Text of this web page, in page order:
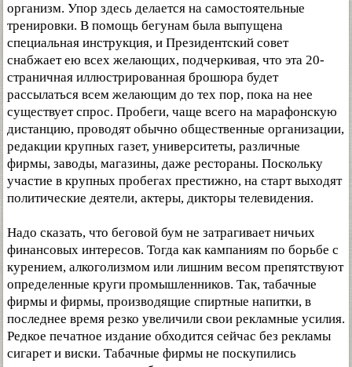
организм. Упор здесь делается на самостоятельные
тренировки. В помощь бегунам была выпущена
специальная инструкция, и Президентский совет
снабжает ею всех желающих, подчеркивая, что эта 20-
страничная иллюстрированная брошюра будет
рассылаться всем желающим до тех пор, пока на нее
существует спрос. Пробеги, чаще всего на марафонскую
дистанцию, проводят обычно общественные организации,
редакции крупных газет, университеты, различные
фирмы, заводы, магазины, даже рестораны. Поскольку
участие в крупных пробегах престижно, на старт выходят
политические деятели, актеры, дикторы телевидения.
Надо сказать, что беговой бум не затрагивает ничьих
финансовых интересов. Тогда как кампаниям по борьбе с
курением, алкоголизмом или лишним весом препятствуют
определенные круги промышленников. Так, табачные
фирмы и фирмы, производящие спиртные напитки, в
последнее время резко увеличили свои рекламные усилия.
Редкое печатное издание обходится сейчас без рекламы
сигарет и виски. Табачные фирмы не поскупились